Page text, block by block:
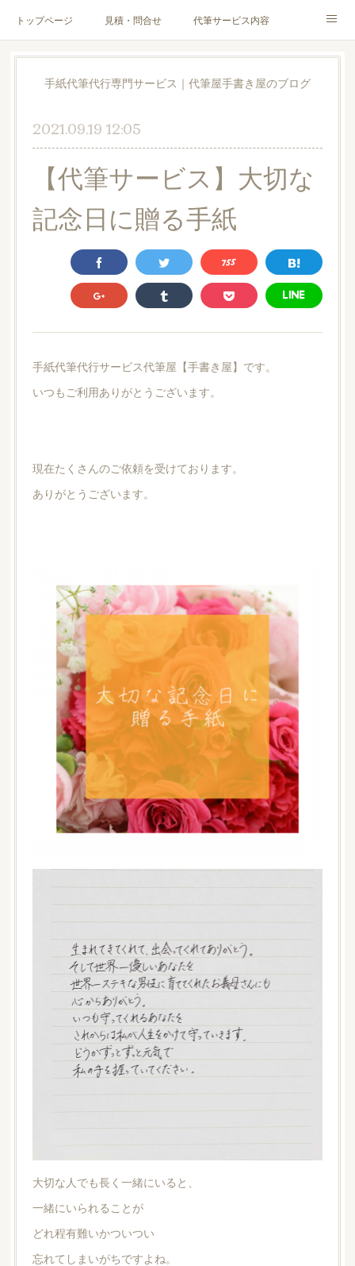
トップページ 見積・問合せ 代筆サービス内容
料金表 代筆サンプル 手紙文章作成代行サービス
ブログ お客様の声
Instagram
手紙代筆代行専門サービス｜代筆屋手書き屋のブログ
2021.09.19 12:05
【代筆サービス】大切な
記念日に贈る手紙
手紙代筆代行サービス代筆屋【手書き屋】です。
いつもご利用ありがとうございます。
現在たくさんのご依頼を受けております。
ありがとうございます。
大切な人でも長く一緒にいると、
一緒にいられることが
どれ程有難いかついつい
忘れてしまいがちですよね。